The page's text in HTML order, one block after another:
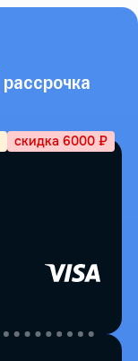
рассрочка
скидка 6000 ₽